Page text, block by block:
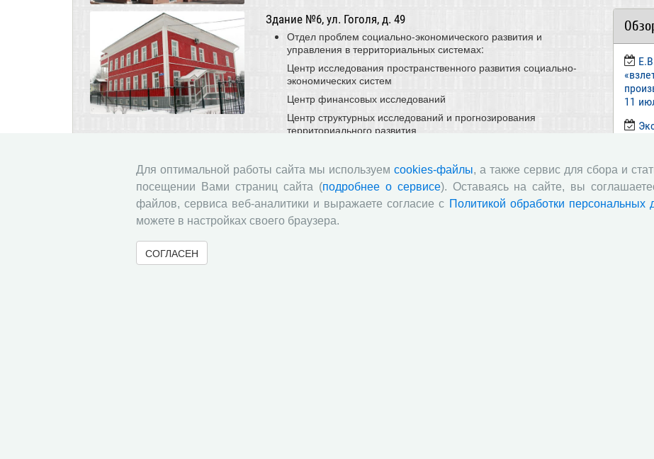
Здание №6, ул. Гоголя, д. 49
Отдел проблем социально-экономического развития и
управления в территориальных системах:
Центр исследования пространственного развития социально-
экономических систем
Центр финансовых исследований
Центр структурных исследований и прогнозирования
территориального развития
Лаборатория биоэкономики и устойчивого развития
Типография
Здание №7, ул. Гоголя, д. 51
11
Для оптимальной работы сайта мы используем cookies-файлы, а также сервис для сбора и
посещении Вами страниц сайта (подробнее о сервисе). Оставаясь на сайте, вы
файлов, сервиса веб-аналитики и выражаете согласие с Политикой обработки персональных
можете в настройках своего браузера.
СОГЛАСЕН